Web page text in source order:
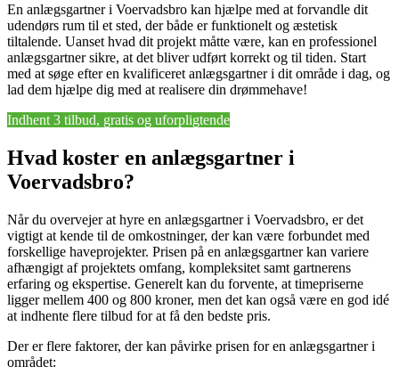
En anlægsgartner i Voervadsbro kan hjælpe med at forvandle dit
udendørs rum til et sted, der både er funktionelt og æstetisk
tiltalende. Uanset hvad dit projekt måtte være, kan en professionel
anlægsgartner sikre, at det bliver udført korrekt og til tiden. Start
med at søge efter en kvalificeret anlægsgartner i dit område i dag, og
lad dem hjælpe dig med at realisere din drømmehave!
Indhent 3 tilbud, gratis og uforpligtende
Hvad koster en anlægsgartner i
Voervadsbro?
Når du overvejer at hyre en anlægsgartner i Voervadsbro, er det
vigtigt at kende til de omkostninger, der kan være forbundet med
forskellige haveprojekter. Prisen på en anlægsgartner kan variere
afhængigt af projektets omfang, kompleksitet samt gartnerens
erfaring og ekspertise. Generelt kan du forvente, at timepriserne
ligger mellem 400 og 800 kroner, men det kan også være en god idé
at indhente flere tilbud for at få den bedste pris.
Der er flere faktorer, der kan påvirke prisen for en anlægsgartner i
området: